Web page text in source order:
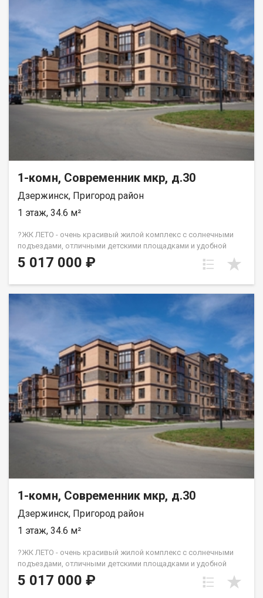
Весь ЖК уже сдан! ☎️ 733-333. ДомСтрой
1-комн, Современник мкр, д.30
Дзержинск, Пригород район
1 этаж, 34.6 м²
?ЖК ЛЕТО - очень красивый жилой комплекс с солнечными
подъездами, отличными детскими площадками и удобной
инфраструктурой. ☝️Более 10 видов планировок и Вы
сможете подобрать квартиру любой площади от небольшой
Все квартиры свободной планировки, в получистовой
отделке. ? Каждому покупателю дизайн – проект в подарок!
Весь ЖК уже сдан! ☎️ 733-333. ДомСтрой
5 017 000 ₽
1-комн, Современник мкр, д.30
Дзержинск, Пригород район
1 этаж, 34.6 м²
?ЖК ЛЕТО - очень красивый жилой комплекс с солнечными
подъездами, отличными детскими площадками и удобной
инфраструктурой. ☝️Более 10 видов планировок и Вы
сможете подобрать квартиру любой площади от небольшой
5 017 000 ₽